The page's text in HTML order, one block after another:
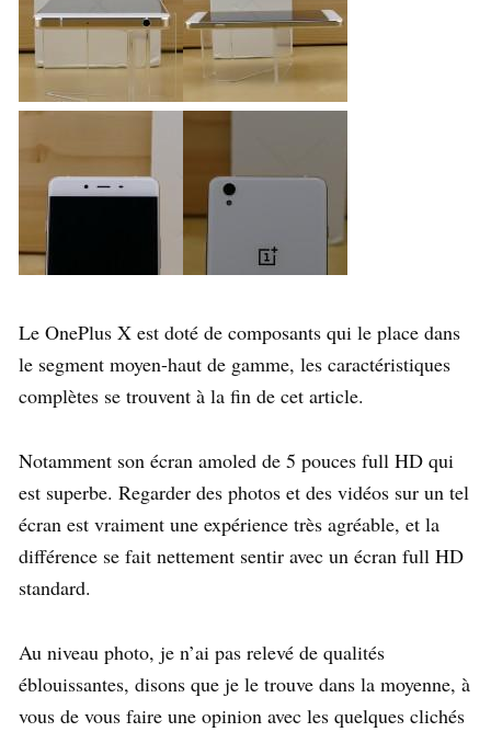
Le OnePlus X est doté de composants qui le place dans
le segment moyen-haut de gamme, les caractéristiques
complètes se trouvent à la fin de cet article.
Notamment son écran amoled de 5 pouces full HD qui
est superbe. Regarder des photos et des vidéos sur un tel
écran est vraiment une expérience très agréable, et la
différence se fait nettement sentir avec un écran full HD
standard.
Au niveau photo, je n’ai pas relevé de qualités
éblouissantes, disons que je le trouve dans la moyenne, à
vous de vous faire une opinion avec les quelques clichés